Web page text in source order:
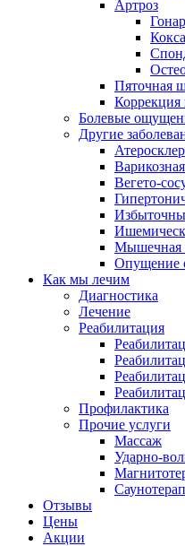
Артроз
Пяточная
Коррекция
Болевые
Другие
Вегето-
Мышечная
Опущение
Как мы лечим
Диагностика
Лечение
Реабилитация
Профилактика
Прочие услуги
Массаж
Ударно-
Отзывы
Цены
Акции